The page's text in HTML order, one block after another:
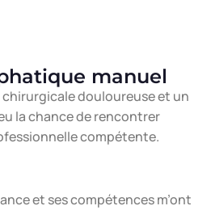
manuel
douloureuse et un
la chance de rencontrer
compétente.
et ses compétences m’ont